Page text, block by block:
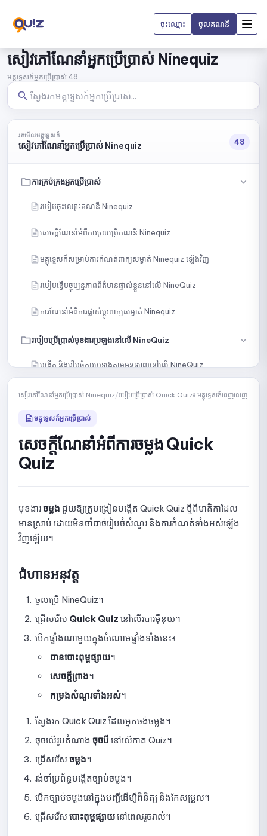
ចុះឈ្មោះ ចូលគណនី
សៀវភៅណែនាំអ្នកប្រើប្រាស់ Ninequiz
មគ្គុទ្ទេសក៍អ្នកប្រើប្រាស់ 48
រកមើលមគ្គុទ្ទេសក៍
សៀវភៅណែនាំអ្នកប្រើប្រាស់ Ninequiz 48
ការគ្រប់គ្រងអ្នកប្រើប្រាស់
របៀបចុះឈ្មោះគណនី Ninequiz
សេចក្ដីណែនាំអំពីការចូលប្រើគណនី Ninequiz
មគ្គុទ្ទេសក៍សម្រាប់ការកំណត់ពាក្យសម្ងាត់ Ninequiz ឡើងវិញ
របៀបធ្វើបច្ចុប្បន្នភាពព័ត៌មានផ្ទាល់ខ្លួននៅលើ NineQuiz
ការណែនាំអំពីការផ្លាស់ប្តូរពាក្យសម្ងាត់ Ninequiz
របៀបប្រើប្រាស់មុខងារប្រឡងនៅលើ NineQuiz
បង្កើត និងរៀបចំការប្រឡងតាមអនឡាញនៅលើ NineQuiz
បង្កើតសំណួរដោយដៃ
នាំចូលសំណួរតាមរយៈខ្លឹមសារ ឬឯកសារ
បង្កើតសំណួរជាមួយ AI
ជ្រើសរើសសំណួរជាក់លាក់ពីបណ្ណាល័យ
សេចក្តីណែនាំអំពីការបែងចែកវិញ្ញាសាជាច្រើនផ្នែក
សេចក្តីណែនាំអំពីការប្រើប្រាស់ប្រភេទសំណួរនៅក្នុងការប្រឡង
កំណត់រចនាសម្ព័ន្ធការបង្ហាញលទ្ធផលប្រឡង
សេចក្ដីណែនាំអំពីការកំណត់ការដាក់ពិន្ទុ និងចំនួនដងនៃការប្រឡង
សេចក្តីណែនាំអំពីការកំណត់សុវត្ថិភាព និងការត្រួតពិនិត្យសម្រាប់ការប្រឡង
ការណែនាំអំពីការកំណត់ជម្រើសបង្ហាញ
វិញ្ញាសាឡើងវិញ
របៀបមើលបញ្ជីការដាក់បញ្ជូន
សេចក្តីណែនាំអំពីការមើលព័ត៌មានលម្អិតនៃការដាក់ចម្លើយ និងការបញ្ជាក់ពិន្ទុ
មគ្គុទ្ទេសក៍សម្រាប់ការមើលទិន្នន័យត្រួតពិនិត្យការប្រឡង
សៀវភៅណែនាំអ្នកប្រើប្រាស់ Ninequiz/របៀបប្រើប្រាស់ Quick Quiz៖ មគ្គុទ្ទេសក៍ពេញលេញ
មគ្គុទ្ទេសក៍អ្នកប្រើប្រាស់
សេចក្តីណែនាំអំពីការចម្លង Quick
Quiz
មុខងារចម្លង ជួយឱ្យគ្រូបង្រៀនបង្កើត Quick Quiz ថ្មីពីមាតិកាដែល
មានស្រាប់ ដោយមិនចាំបាច់រៀបចំសំណួរ និងការកំណត់ទាំងអស់ឡើង
វិញឡើយ។
ជំហានអនុវត្ត
ចូលប្រើ NineQuiz។
ជ្រើសរើស Quick Quiz នៅលើរបារម៉ឺនុយ។
បើកផ្ទាំងណាមួយក្នុងចំណោមផ្ទាំងទាំងនេះ៖
បានបោះពុម្ពផ្សាយ។
សេចក្តីព្រាង។
កម្រងសំណួរទាំងអស់។
ស្វែងរក Quick Quiz ដែលអ្នកចង់ចម្លង។
ចុចលើរូបតំណាង ចុចបី នៅលើកាត Quiz។
ជ្រើសរើស ចម្លង។
រង់ចាំប្រព័ន្ធបង្កើតច្បាប់ចម្លង។
បើកច្បាប់ចម្លងនៅក្នុងបញ្ជីដើម្បីពិនិត្យ និងកែសម្រួល។
ជ្រើសរើស បោះពុម្ពផ្សាយនៅពេលរួចរាល់។